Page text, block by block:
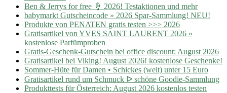
Ben & Jerrys for free 🍦 2026! Testaktionen und mehr
babymarkt Gutscheincode » 2026 Spar-Sammlung! NEU!
Produkte von PENATEN gratis testen >>> 2026
Gratisartikel von YVES SAINT LAURENT 2026 »
kostenlose Parfümproben
Gratis-Geschenk-Gutschein bei office discount: August 2026
Gratisartikel bei Viking! August 2026! kostenlose Geschenke!
Sommer-Hüte für Damen • Schickes (weit) unter 15 Euro
Gratisartikel rund um Schmuck ᐅ schöne Goodie-Sammlung
Produkttests für Österreich: August 2026 kostenlos testen